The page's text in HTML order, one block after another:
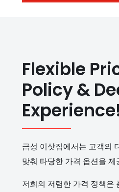
Flexible
Policy &
금성 이삿짐에서는 고객의
맞춰 타당한 가격 옵션을 제
저희의 저렴한 가격 정책은